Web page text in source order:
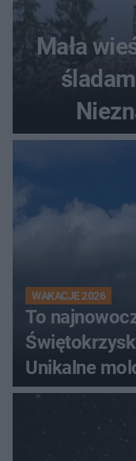
Mała
WAKACJE 2026
To
Unikalne